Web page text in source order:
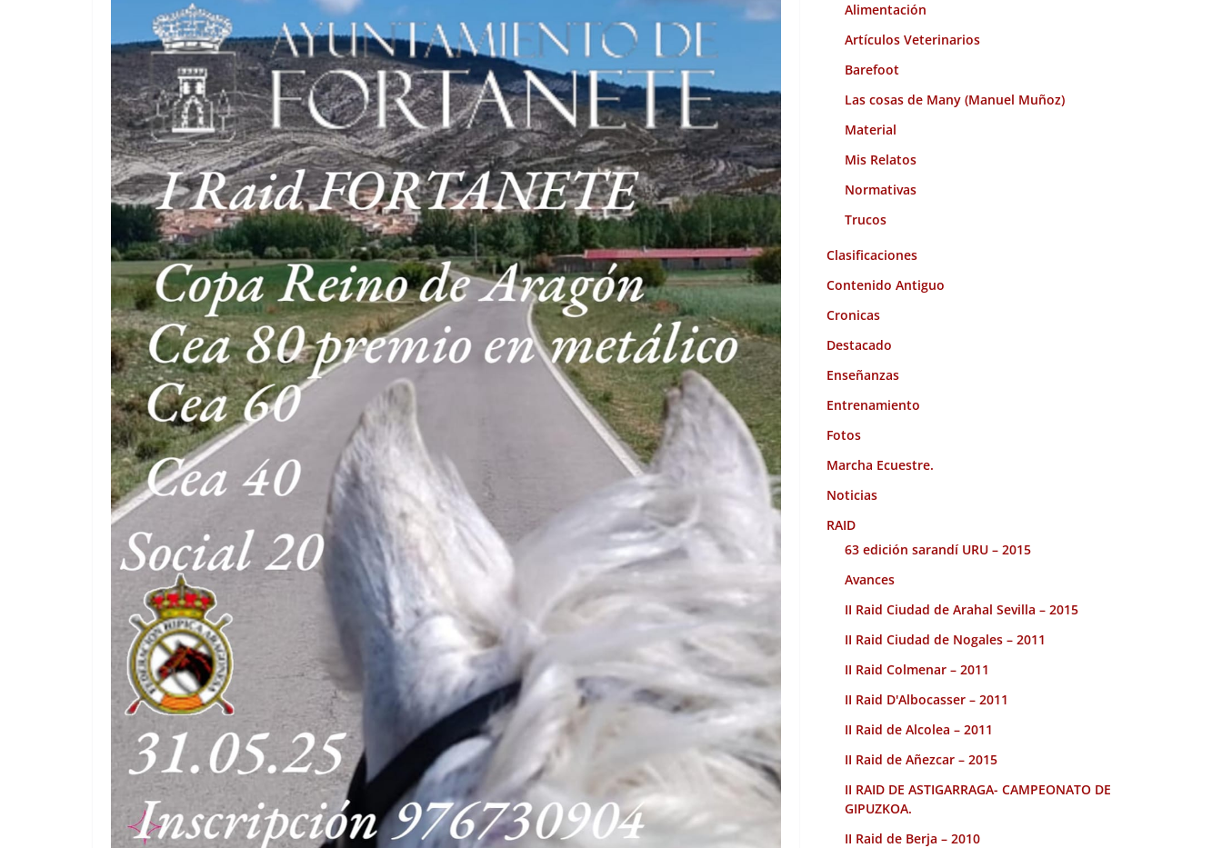
Alimentación
Artículos Veterinarios
Barefoot
Las cosas de Many (Manuel Muñoz)
Material
Mis Relatos
Normativas
Trucos
Clasificaciones
Contenido Antiguo
Cronicas
Destacado
Enseñanzas
Entrenamiento
Fotos
Marcha Ecuestre.
Noticias
RAID
63 edición sarandí URU – 2015
Avances
II Raid Ciudad de Arahal Sevilla – 2015
II Raid Ciudad de Nogales – 2011
II Raid Colmenar – 2011
II Raid D'Albocasser – 2011
II Raid de Alcolea – 2011
II Raid de Añezcar – 2015
II RAID DE ASTIGARRAGA- CAMPEONATO DE
GIPUZKOA.
II Raid de Berja – 2010